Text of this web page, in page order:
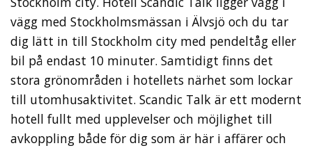
vägg med Stockholmsmässan i Älvsjö och du tar
dig lätt in till Stockholm city med pendeltåg eller
bil på endast 10 minuter. Samtidigt finns det
stora grönområden i hotellets närhet som lockar
till utomhusaktivitet. Scandic Talk är ett modernt
hotell fullt med upplevelser och möjlighet till
avkoppling både för dig som är här i affärer och